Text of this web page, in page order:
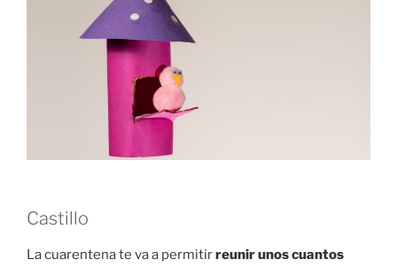
Castillo
La cuarentena te va a permitirreunir unos cuantos